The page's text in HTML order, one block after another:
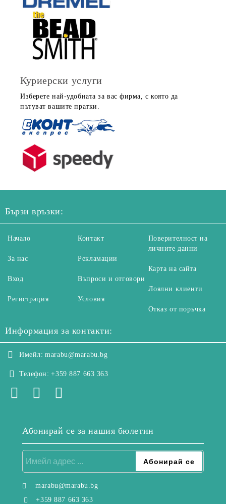
Куриерски услуги
Изберете най-удобната за вас фирма, с която да
пътуват вашите пратки.
Бързи връзки:
Начало
За нас
Вход
Регистрация
Контакт
Рекламации
Въпроси и отговори
Условия
Поверителност на
личните данни
Карта на сайта
Лоялни клиенти
Отказ от поръчка
Информация за контакти:
Имейл: marabu@marabu.bg
Телефон: +359 887 663 363
Абонирай се за нашия бюлетин
marabu@marabu.bg
+359 887 663 363